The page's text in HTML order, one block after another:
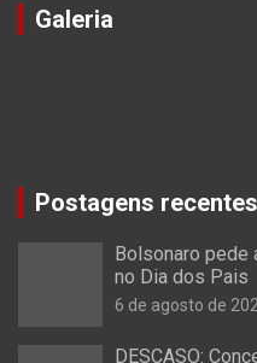
Galeria
Postagens recentes
Bolsonaro pede
no Dia dos Pais
6 de agosto de
DESCASO: